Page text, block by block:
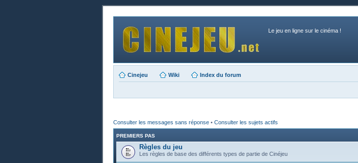
Le jeu en ligne sur le cinéma !
Cinejeu Wiki Index du forum
Consulter les messages sans réponse • Consulter les sujets actifs
PREMIERS PAS
Règles du jeu
Les règles de base des différents types de partie de Cinéjeu